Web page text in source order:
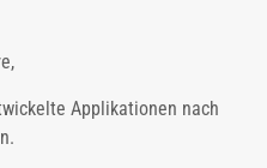
Applikationen nach